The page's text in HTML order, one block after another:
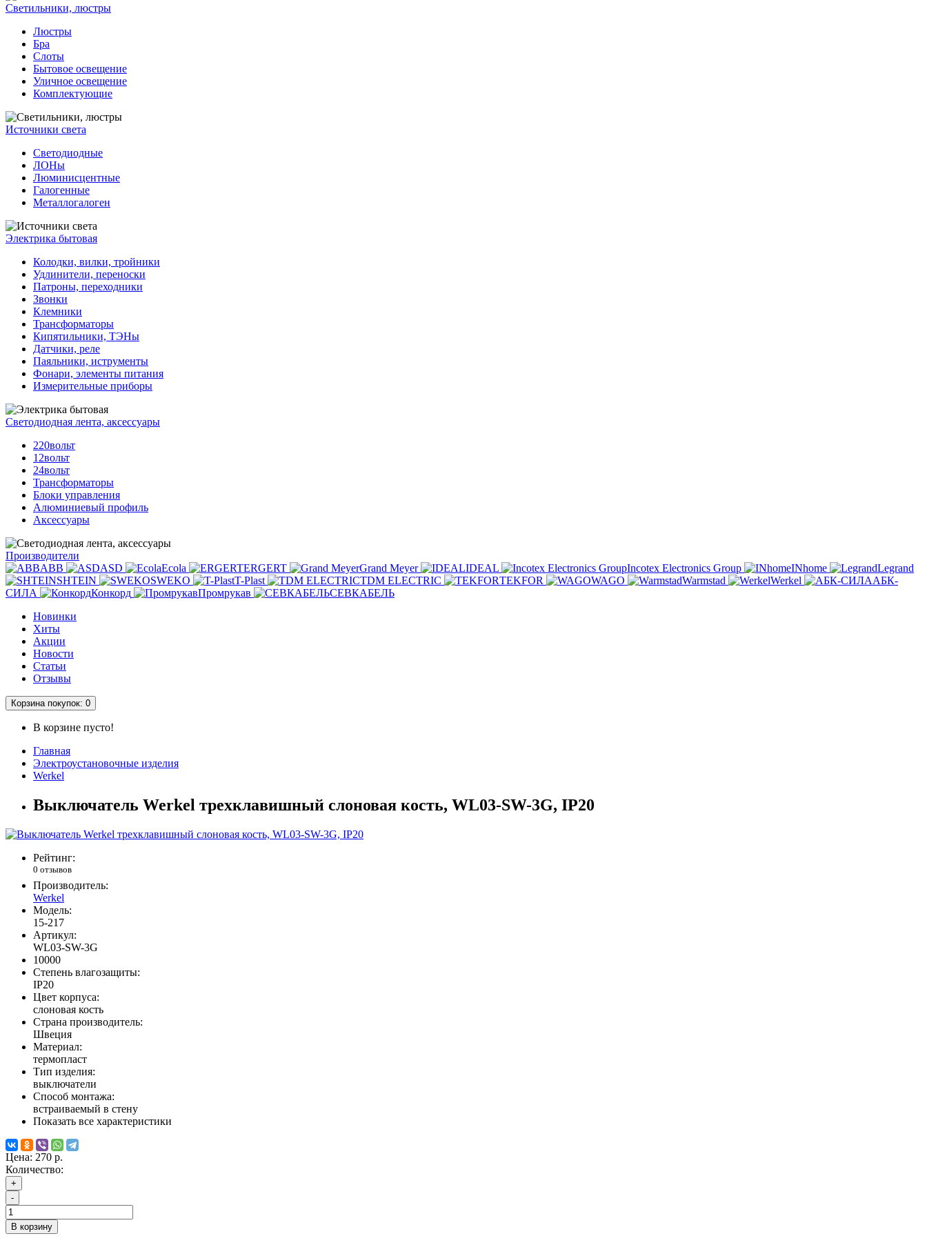
Светильники, люстры
Люстры
Бра
Слоты
Бытовое освещение
Уличное освещение
Комплектующие
Источники света
Светодиодные
ЛОНы
Люминисцентные
Галогенные
Металлогалоген
Электрика бытовая
Колодки, вилки, тройники
Удлинители, переноски
Патроны, переходники
Звонки
Клемники
Трансформаторы
Кипятильники, ТЭНы
Датчики, реле
Паяльники, иструменты
Фонари, элементы питания
Измерительные приборы
Светодиодная лента, аксессуары
220вольт
12вольт
24вольт
Трансформаторы
Блоки управления
Алюминиевый профиль
Аксессуары
Производители
ABB
ASD Ecola ERGERT Grand Meyer IDEAL Incotex Electronics Group INhome
Legrand
SHTEIN
SWEKO T-Plast TDM ELECTRIC TEKFOR WAGO Warmstad Werkel
АБК-
СИЛА
Конкорд Промрукав
СЕВКАБЕЛЬ
Новинки
Хиты
Акции
Новости
Статьи
Отзывы
Корзина покупок: 0
В корзине пусто!
Главная
Электроустановочные изделия
Werkel
Выключатель Werkel трехклавишный слоновая кость, WL03-SW-3G, IP20
Рейтинг:
0 отзывов
Производитель:
Werkel
Модель:
15-217
Артикул:
WL03-SW-3G
10000
Степень влагозащиты:
IP20
Цвет корпуса:
слоновая кость
Страна производитель:
Швеция
Материал:
термопласт
Тип изделия:
выключатели
Способ монтажа:
встраиваемый в стену
Показать все характеристики
Цена: 270 р.
Количество:
+
-
В корзину